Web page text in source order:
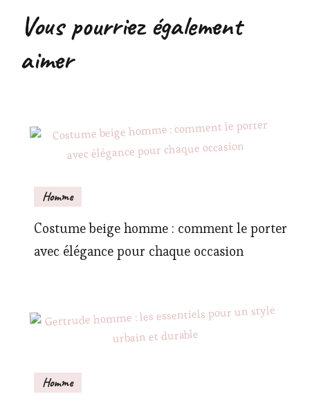
Vous pourriez également
aimer
Homme
Costume beige homme : comment le porter
avec élégance pour chaque occasion
Homme